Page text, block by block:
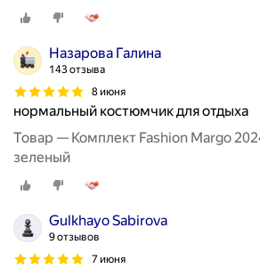
Назарова Галина
143 отзыва
8 июня
нормальный костюмчик для отдыха
Товар — Комплект Fashion Margo
зеленый
Gulkhayo Sabirova
9 отзывов
7 июня